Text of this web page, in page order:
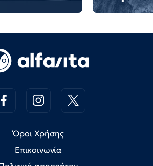
Όροι Χρήσης
Επικοινωνία